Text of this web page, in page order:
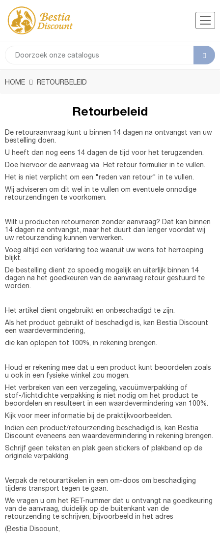
HOME RETOURBELEID
Retourbeleid
De retouraanvraag kunt u binnen 14 dagen na ontvangst van uw
bestelling doen.
U heeft dan nog eens 14 dagen de tijd voor het terugzenden.
Doe hiervoor de aanvraag via Het retour formulier in te vullen.
Het is niet verplicht om een "reden van retour" in te vullen.
Wij adviseren om dit wel in te vullen om eventuele onnodige
retourzendingen te voorkomen.
Wilt u producten retourneren zonder aanvraag? Dat kan binnen
14 dagen na ontvangst, maar het duurt dan langer voordat wij
uw retourzending kunnen verwerken.
Voeg altijd een verklaring toe waaruit uw wens tot herroeping
blijkt.
De bestelling dient zo spoedig mogelijk en uiterlijk binnen 14
dagen na het goedkeuren van de aanvraag retour gestuurd te
worden.
Het artikel dient ongebruikt en onbeschadigd te zijn.
Als het product gebruikt of beschadigd is, kan Bestia Discount
een waardevermindering,
die kan oplopen tot 100%, in rekening brengen.
Houd er rekening mee dat u een product kunt beoordelen zoals
u ook in een fysieke winkel zou mogen.
Het verbreken van een verzegeling, vacuümverpakking of
stof-/lichtdichte verpakking is niet nodig om het product te
beoordelen en resulteert in een waardevermindering van 100%.
Kijk voor meer informatie bij de praktijkvoorbeelden.
Indien een product/retourzending beschadigd is, kan Bestia
Discount eveneens een waardevermindering in rekening brengen.
Schrijf geen teksten en plak geen stickers of plakband op de
originele verpakking.
Verpak de retourartikelen in een om-doos om beschadiging
tijdens transport tegen te gaan.
We vragen u om het RET-nummer dat u ontvangt na goedkeuring
van de aanvraag, duidelijk op de buitenkant van de
retourzending te schrijven, bijvoorbeeld in het adres
(Bestia Discount,